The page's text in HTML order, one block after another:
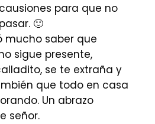
para que no
🙂
mucho saber que
sigue presente,
se te extraña y
que todo en casa
Un abrazo
señor.